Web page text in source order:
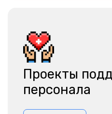
Проекты
персонала